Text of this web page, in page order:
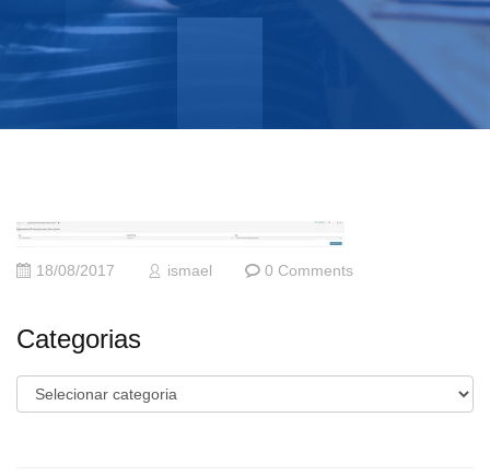
18/08/2017 ismael 0 Comments
Categorias
Categorias